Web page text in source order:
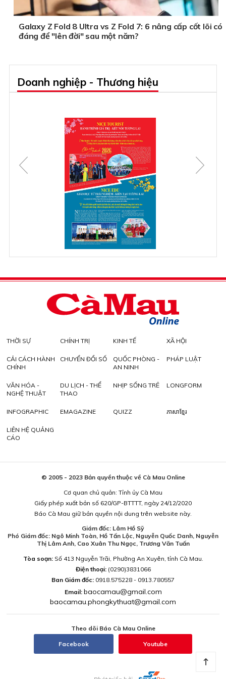
Galaxy Z Fold 8 Ultra vs Z Fold 7: 6 nâng cấp cốt lõi có
đáng để "lên đời" sau một năm?
Doanh nghiệp - Thương hiệu
THỜI SỰ CHÍNH TRỊ KINH TẾ XÃ HỘI
CẢI CÁCH HÀNH
CHÍNH
CHUYỂN ĐỔI SỐ
QUỐC PHÒNG -
AN NINH
PHÁP LUẬT
VĂN HÓA -
NGHỆ THUẬT
DU LỊCH - THỂ
THAO
NHỊP SỐNG TRẺ LONGFORM
INFOGRAPHIC EMAGAZINE QUIZZ ភាសាខ្មែរ
LIÊN HỆ QUẢNG
CÁO
© 2005 - 2023 Bản quyền thuộc về Cà Mau Online
Cơ quan chủ quản: Tỉnh ủy Cà Mau
Giấy phép xuất bản số 620/GP-BTTTT, ngày 24/12/2020
Báo Cà Mau giữ bản quyền nội dung trên website này.
Giám đốc: Lâm Hồ Sỹ
Phó Giám đốc: Ngô Minh Toàn, Hồ Tấn Lộc, Nguyễn Quốc Danh, Nguyễn
Thị Lâm Anh, Cao Xuân Thu Ngọc, Trương Văn Tuấn
Tòa soạn:Số 413 Nguyễn Trãi, Phường An Xuyên, tỉnh Cà Mau.
Điện thoại: (0290)3831066
Ban Giám đốc: 0918.575228 - 0913.780557
Email: baocamau@gmail.com
baocamau.phongkythuat@gmail.com
Theo dõi Báo Cà Mau Online
Facebook Youtube